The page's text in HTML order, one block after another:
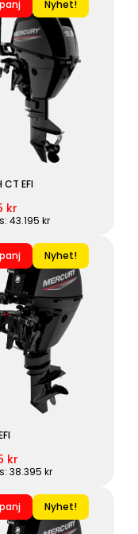
Nyhet!
CT EFI
kr
43.195 kr
Nyhet!
kr
38.395 kr
Nyhet!